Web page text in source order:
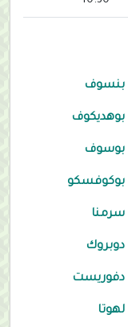
بنسوف
بوهديكوف
بوسوف
بوكوفسكو
سرمنا
دوبروك
دفوريست